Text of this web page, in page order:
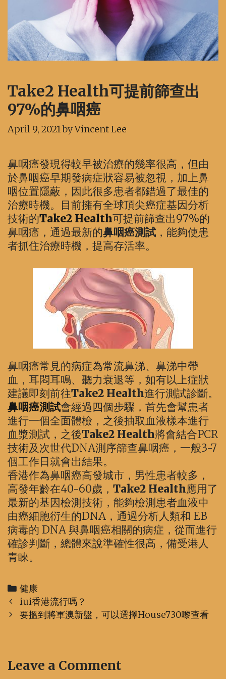
Take2 Health可提前篩查出
97%的鼻咽癌
April 9, 2021 byVincent Lee
鼻咽癌發現得較早被治療的幾率很高，但由
於鼻咽癌早期發病症狀容易被忽視，加上鼻
咽位置隱蔽，因此很多患者都錯過了最佳的
治療時機。目前擁有全球頂尖癌症基因分析
技術的Take2 Health可提前篩查出97%的
鼻咽癌，通過最新的鼻咽癌測試 ，能夠使患
者抓住治療時機，提高存活率。
鼻咽癌常見的病症為常流鼻涕、鼻涕中帶
血，耳悶耳鳴、聽力衰退等，如有以上症狀
建議即刻前往Take2 Health進行測試診斷。
鼻咽癌測試會經過四個步驟，首先會幫患者
進行一個全面體檢，之後抽取血液樣本進行
血漿測試，之後Take2 Health將會結合PCR
技術及次世代DNA測序篩查鼻咽癌，一般3-7
個工作日就會出結果。
香港作為鼻咽癌高發城市，男性患者較多，
高發年齡在40-60歲， Take2 Health應用了
最新的基因檢測技術，能夠檢測患者血液中
由癌細胞衍生的DNA，通過分析人類和 EB
病毒的 DNA 與鼻咽癌相關的病症，從而進行
確診判斷，總體來說準確性很高，備受港人
青睞。
Categories
健康
Post
navigation
iui香港流行嗎？
要搵到將軍澳新盤，可以選擇House730嚟查看
Leave a Comment